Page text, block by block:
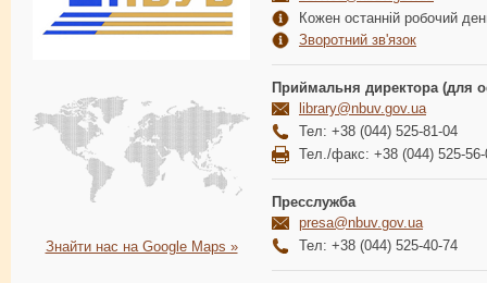
Знайти нас на Google Maps »
Кожен останній робочий
Зворотний зв'язок
Приймальня директора (для
library@nbuv.gov.ua
Тел: +38 (044) 525-81-04
Тел./факс: +38 (044) 525-56-
Пресслужба
presa@nbuv.gov.ua
Тел: +38 (044) 525-40-74